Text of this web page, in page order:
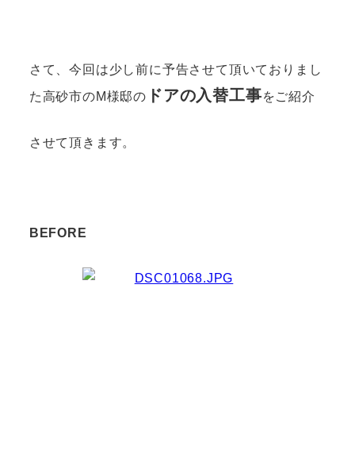
さて、今回は少し前に予告させて頂いておりまし
た高砂市のM様邸の ドアの入替工事をご紹介
させて頂きます。
BEFORE